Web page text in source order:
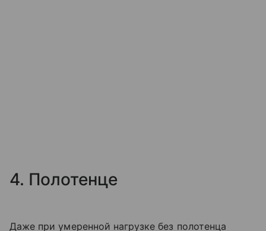
4. Полотенце
Даже при умеренной нагрузке без полотенца